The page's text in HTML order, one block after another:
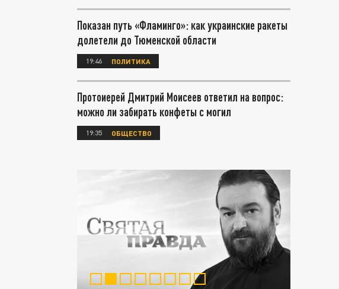
Показан путь «Фламинго»: как украинские ракеты
долетели до Тюменской области
19:46 ПОЛИТИКА
Протоиерей Дмитрий Моисеев ответил на вопрос:
можно ли забирать конфеты с могил
19:35 ОБЩЕСТВО